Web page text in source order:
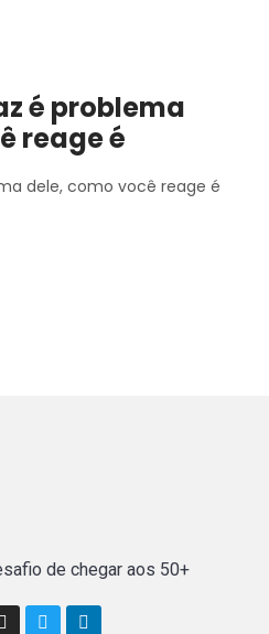
é problema
reage é
dele, como você reage é
de chegar aos 50+